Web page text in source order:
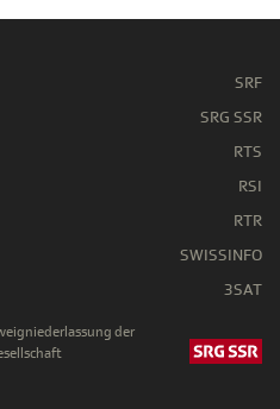
SRF
SRG SSR
RTS
RSI
RTR
SWISSINFO
3SAT
der